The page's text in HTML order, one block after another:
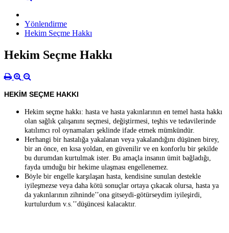
Yönlendirme
Hekim Seçme Hakkı
Hekim Seçme Hakkı
HEKİM SEÇME HAKKI
Hekim seçme hakkı: hasta ve hasta yakınlarının en temel hasta hakkı
olan sağlık çalışanını seçmesi, değiştirmesi, teşhis ve tedavilerinde
katılımcı rol oynamaları şeklinde ifade etmek mümkündür.
Herhangi bir hastalığa yakalanan veya yakalandığını düşünen birey,
bir an önce, en kısa yoldan, en güvenilir ve en konforlu bir şekilde
bu durumdan kurtulmak ister. Bu amaçla insanın ümit bağladığı,
fayda umduğu bir hekime ulaşması engellenemez.
Böyle bir engelle karşılaşan hasta, kendisine sunulan destekle
iyileşmezse veya daha kötü sonuçlar ortaya çıkacak olursa, hasta ya
da yakınlarının zihninde’’ona gitseydi-götürseydim iyileşirdi,
kurtulurdum v.s.’’düşüncesi kalacaktır.